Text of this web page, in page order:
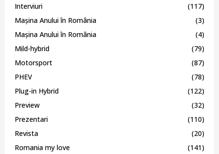
Interviuri
(117)
Mașina Anului în România
(3)
Mașina Anului în România
(4)
Mild-hybrid
(79)
Motorsport
(87)
PHEV
(78)
Plug-in Hybrid
(122)
Preview
(32)
Prezentari
(110)
Revista
(20)
Romania my love
(141)